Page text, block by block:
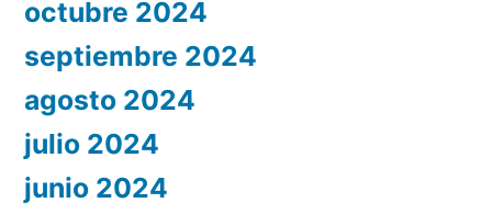
octubre 2024
septiembre 2024
agosto 2024
julio 2024
junio 2024